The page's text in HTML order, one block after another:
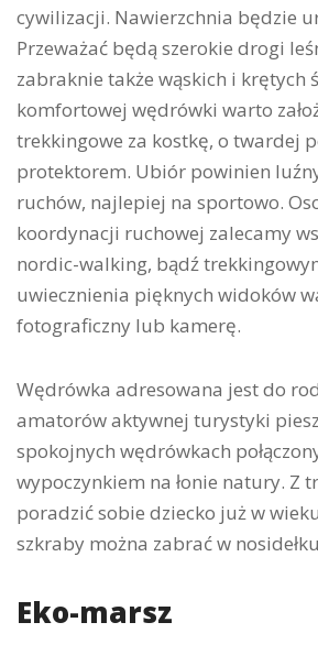
cywilizacji. Nawierzchnia będzie
Przeważać będą szerokie drogi
zabraknie także wąskich i krętych
komfortowej wędrówki warto
trekkingowe za kostkę, o twardej
protektorem. Ubiór powinien
ruchów, najlepiej na sportowo.
koordynacji ruchowej zalecamy
nordic-walking, bądź
uwiecznienia pięknych widoków
fotograficzny lub kamerę.
Wędrówka adresowana jest do
amatorów aktywnej turystyki
spokojnych wędrówkach
wypoczynkiem na łonie natury. Z
poradzić sobie dziecko już w
szkraby można zabrać w
Eko-marsz